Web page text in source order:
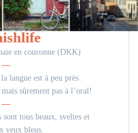
en couronne (DKK)
—
langue est à peu près
sûrement pas à l’oral!
—
sont tous beaux, sveltes et
yeux bleus.